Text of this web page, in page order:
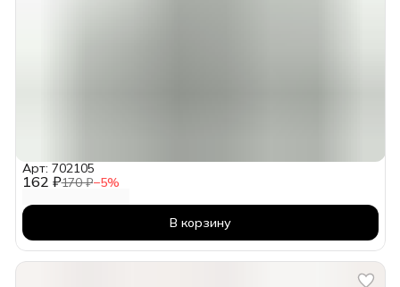
162 ₽170 ₽−5%
Арт: 702105
В корзину